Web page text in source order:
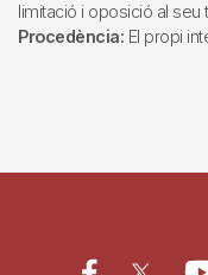
limitació i oposició al seu
Procedència: El propi